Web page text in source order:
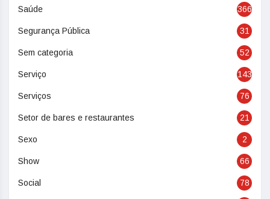
Saúde 366
Segurança Pública 31
Sem categoria 52
Serviço 143
Serviços 76
Setor de bares e restaurantes 21
Sexo 2
Show 66
Social 78